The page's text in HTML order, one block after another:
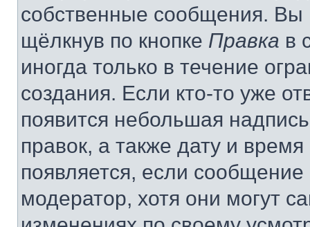
собственные сообщения. Вы
щёлкнув по кнопке Правка в
иногда только в течение
создания. Если кто-то уже
появится небольшая
правок, а также дату и
появляется, если
модератор, хотя они могут